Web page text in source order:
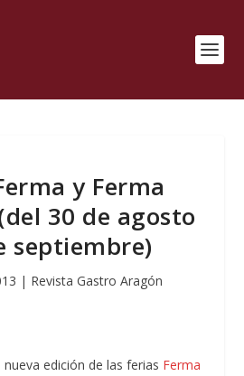
y Ferma
30 de agosto
septiembre)
| Revista Gastro Aragón
edición de las ferias Ferma